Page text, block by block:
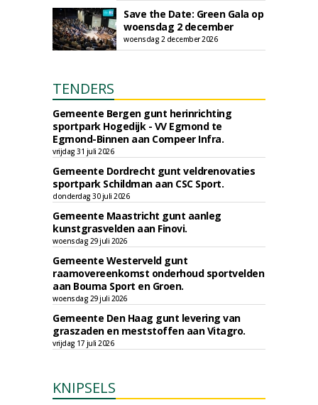
Save the Date: Green Gala op
woensdag 2 december
woensdag 2 december 2026
TENDERS
Gemeente Bergen gunt herinrichting
sportpark Hogedijk - VV Egmond te
Egmond-Binnen aan Compeer Infra.
vrijdag 31 juli 2026
Gemeente Dordrecht gunt veldrenovaties
sportpark Schildman aan CSC Sport.
donderdag 30 juli 2026
Gemeente Maastricht gunt aanleg
kunstgrasvelden aan Finovi.
woensdag 29 juli 2026
Gemeente Westerveld gunt
raamovereenkomst onderhoud sportvelden
aan Bouma Sport en Groen.
woensdag 29 juli 2026
Gemeente Den Haag gunt levering van
graszaden en meststoffen aan Vitagro.
vrijdag 17 juli 2026
KNIPSELS